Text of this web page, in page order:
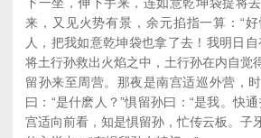
来，又见火势有景，余元掐指一算：“
人，把我如意乾坤袋也拿了去！我明日
将土行孙救出火焰之中，土行孙在内自觉
留孙来至周营。那夜是南宫适巡外营，
曰：“是什麽人？”惧留孙曰：“是我。快
宫适向前看，知是惧留孙，忙传云板。子